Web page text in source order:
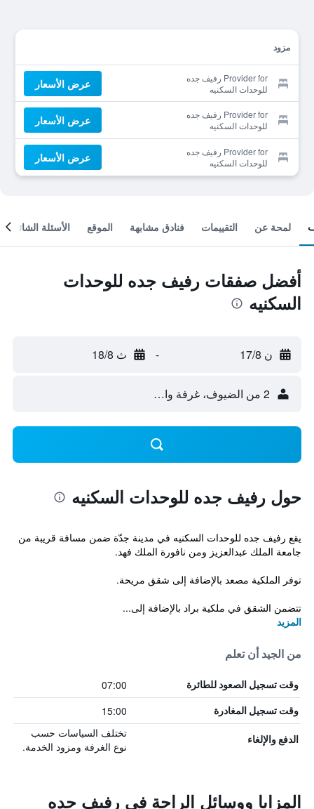
مزود
Provider for رفيف جده
للوحدات السكنيه
عرض الأسعار
Provider for رفيف جده
للوحدات السكنيه
عرض الأسعار
Provider for رفيف جده
للوحدات السكنيه
عرض الأسعار
لمحة عن التقييمات فنادق مشابهة الموقع الأسئلة الشائعة
أفضل صفقات رفيف جده للوحدات
السكنيه
ن 17/8 - ث 18/8
2 من الضيوف، غرفة واحدة
حول رفيف جده للوحدات السكنيه
يقع رفيف جده للوحدات السكنيه في مدينة جدّة ضمن مسافة قريبة من
جامعة الملك عبدالعزيز ومن نافورة الملك فهد.
توفر الملكية مصعد بالإضافة إلى شقق مريحة.
تتضمن الشقق في ملكية براد بالإضافة إلى...
المزيد
من الجيد أن تعلم
وقت تسجيل الصعود للطائرة 07:00
وقت تسجيل المغادرة 15:00
الدفع والإلغاء
تختلف السياسات حسب
نوع الغرفة ومزود الخدمة.
المزايا ووسائل الراحة في رفيف جده